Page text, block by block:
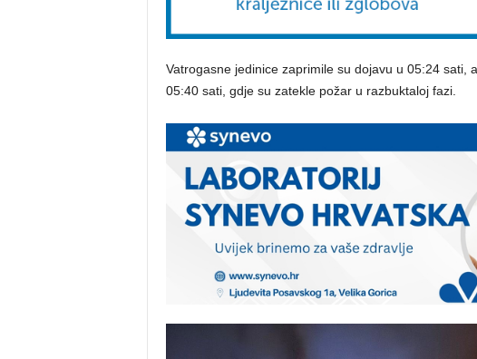
Vatrogasne jedinice zaprimile su dojavu u 05:24 sati,
05:40 sati, gdje su zatekle požar u razbuktaloj fazi.